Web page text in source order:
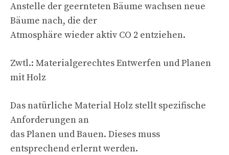
Anstelle der geernteten Bäume wachsen neue
Bäume nach, die der
Atmosphäre wieder aktiv CO 2 entziehen.
Zwtl.: Materialgerechtes Entwerfen und Planen
mit Holz
Das natürliche Material Holz stellt spezifische
Anforderungen an
das Planen und Bauen. Dieses muss
entsprechend erlernt werden.